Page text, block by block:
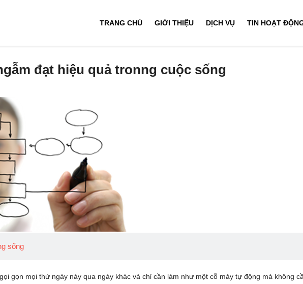
TRANG CHỦ GIỚI THIỆU DỊCH VỤ TIN HOẠT
đạt hiệu quả tronng cuộc sống
sống
gọn mọi thứ ngày này qua ngày khác và chỉ cần làm như một cỗ máy tự động mà không